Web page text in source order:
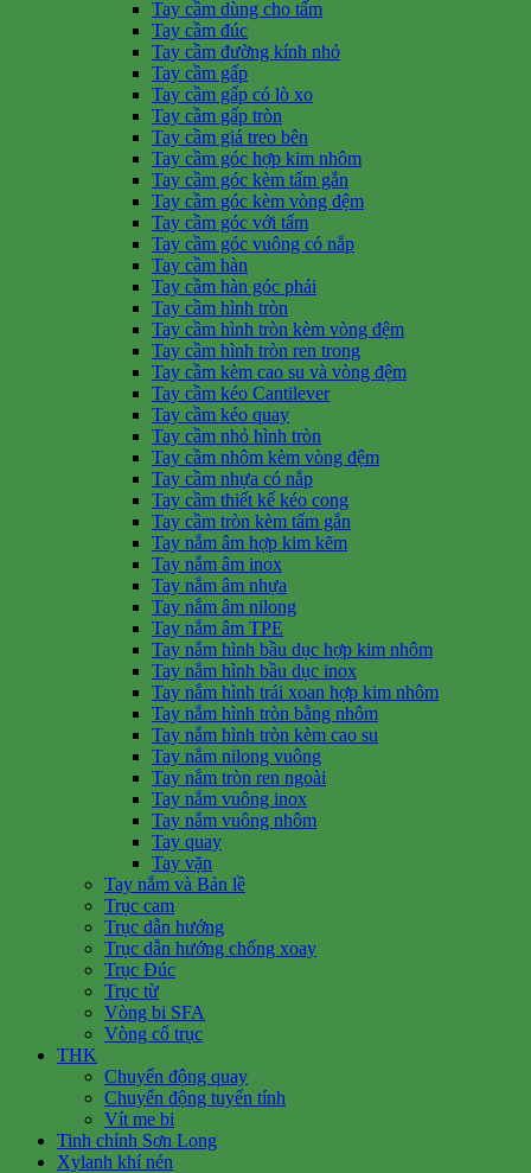
Tay cầm dùng cho tấm
Tay cầm đúc
Tay cầm đường kính nhỏ
Tay cầm gấp
Tay cầm gấp có lò xo
Tay cầm gấp tròn
Tay cầm giá treo bên
Tay cầm góc hợp kim nhôm
Tay cầm góc kèm tấm gắn
Tay cầm góc kèm vòng đệm
Tay cầm góc với tấm
Tay cầm góc vuông có nắp
Tay cầm hàn
Tay cầm hàn góc phải
Tay cầm hình tròn
Tay cầm hình tròn kèm vòng đệm
Tay cầm hình tròn ren trong
Tay cầm kèm cao su và vòng đệm
Tay cầm kéo Cantilever
Tay cầm kéo quay
Tay cầm nhỏ hình tròn
Tay cầm nhôm kèm vòng đệm
Tay cầm nhựa có nắp
Tay cầm thiết kế kéo cong
Tay cầm tròn kèm tấm gắn
Tay nắm âm hợp kim kẽm
Tay nắm âm inox
Tay nắm âm nhựa
Tay nắm âm nilong
Tay nắm âm TPE
Tay nắm hình bầu dục hợp kim nhôm
Tay nắm hình bầu dục inox
Tay nắm hình trái xoan hợp kim nhôm
Tay nắm hình tròn bằng nhôm
Tay nắm hình tròn kèm cao su
Tay nắm nilong vuông
Tay nắm tròn ren ngoài
Tay nắm vuông inox
Tay nắm vuông nhôm
Tay quay
Tay vặn
Tay nắm và Bản lề
Trục cam
Trục dẫn hướng
Trục dẫn hướng chống xoay
Trục Đúc
Trục từ
Vòng bi SFA
Vòng cổ trục
THK
Chuyển động quay
Chuyển động tuyến tính
Vít me bi
Tinh chỉnh Sơn Long
Xylanh khí nén